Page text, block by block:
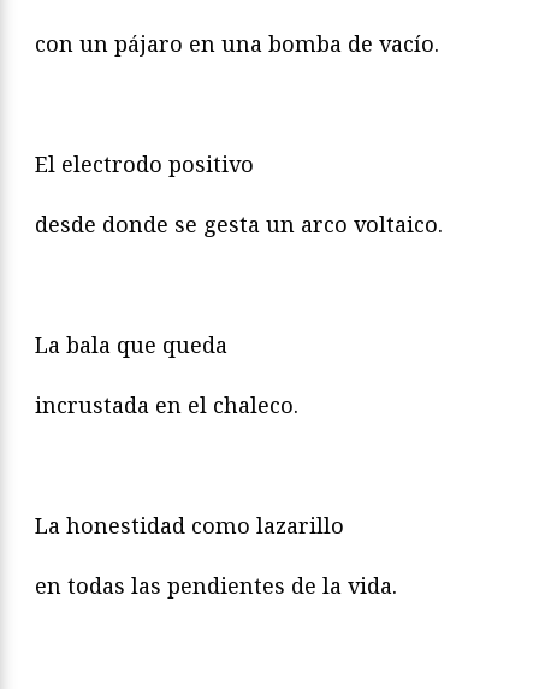
con un pájaro en una bomba de vacío.
El electrodo positivo
desde donde se gesta un arco voltaico.
La bala que queda
incrustada en el chaleco.
La honestidad como lazarillo
en todas las pendientes de la vida.